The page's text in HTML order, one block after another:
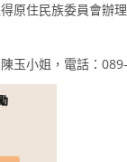
原住民族委員會辦
玉小姐，電話：